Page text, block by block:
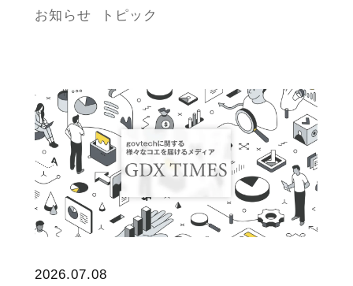
お知らせ トピック
2026.07.08